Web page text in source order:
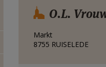
O.L.
Markt
8755 RUISELEDE